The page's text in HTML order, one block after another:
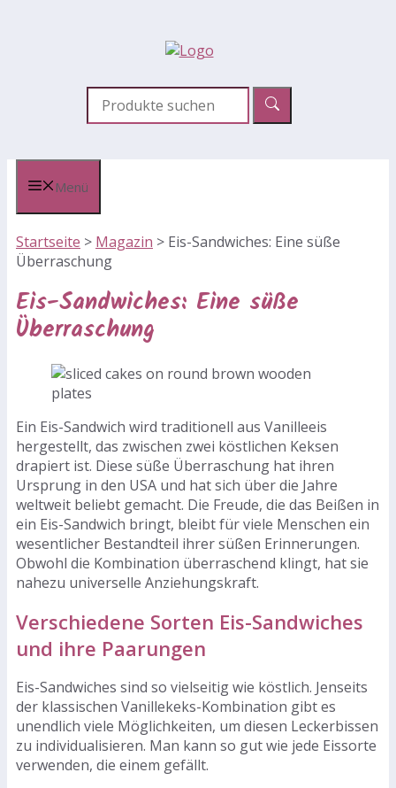
Menü
Startseite > Magazin > Eis-Sandwiches: Eine süße
Überraschung
Eis-Sandwiches: Eine süße
Überraschung
Ein Eis-Sandwich wird traditionell aus Vanilleeis
hergestellt, das zwischen zwei köstlichen Keksen
drapiert ist. Diese süße Überraschung hat ihren
Ursprung in den USA und hat sich über die Jahre
weltweit beliebt gemacht. Die Freude, die das Beißen in
ein Eis-Sandwich bringt, bleibt für viele Menschen ein
wesentlicher Bestandteil ihrer süßen Erinnerungen.
Obwohl die Kombination überraschend klingt, hat sie
nahezu universelle Anziehungskraft.
Verschiedene Sorten Eis-Sandwiches
und ihre Paarungen
Eis-Sandwiches sind so vielseitig wie köstlich. Jenseits
der klassischen Vanillekeks-Kombination gibt es
unendlich viele Möglichkeiten, um diesen Leckerbissen
zu individualisieren. Man kann so gut wie jede Eissorte
verwenden, die einem gefällt.